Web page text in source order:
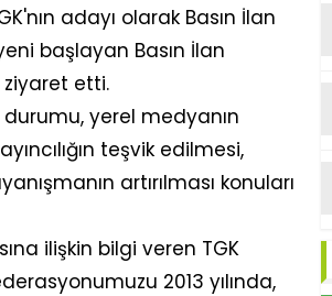
adayı olarak Basın İlan
başlayan Basın İlan
ziyaret etti.
yerel medyanın
teşvik edilmesi,
artırılması konuları
ilişkin bilgi veren TGK
2013 yılında,